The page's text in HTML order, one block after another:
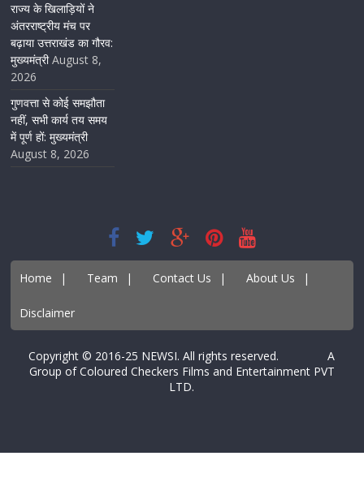
राज्य के खिलाड़ियों ने
अंतरराष्ट्रीय मंच पर
बढ़ाया उत्तराखंड का गौरव:
मुख्यमंत्री August 8,
2026
गुणवत्ता से कोई समझौता
नहीं, सभी कार्य तय समय
में पूर्ण हों: मुख्यमंत्री
August 8, 2026
Home | Team | Contact Us | About Us |
Disclaimer
Copyright © 2016-25 NEWSI. All rights reserved. A
Group of Coloured Checkers Films and Entertainment PVT
LTD.